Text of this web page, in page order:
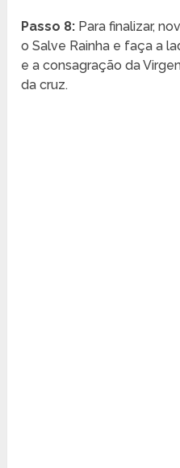
Passo 8: Para finalizar,
o Salve Rainha e faça a
e a consagração da
da cruz.